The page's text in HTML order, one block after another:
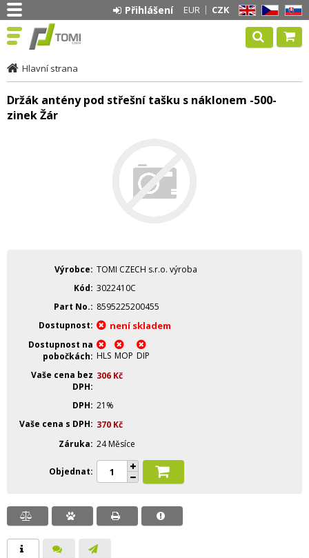
EN CZ SK
EUR CZK
Přihlášení
Hlavní strana
Držák antény pod střešní tašku s náklonem -500-
zinek Žár
Výrobce TOMI CZECH s.r.o. výroba
Kód 3022410C
Part No.
8595225200455
Dostupnost
není skladem
Dostupnost na
pobočkách
HLS MOP DIP
Vaše cena bez
DPH
306 Kč
DPH 21%
Vaše cena s DPH
370 Kč
Záruka 24 Měsíce
Objednat